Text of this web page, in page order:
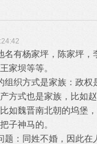
名有杨家坪，陈家坪
家坝等等。
组织方式是家族：政权
方式也是家族，比如
如魏晋南北朝的坞堡
子神马的。
题：同姓不婚，因此在